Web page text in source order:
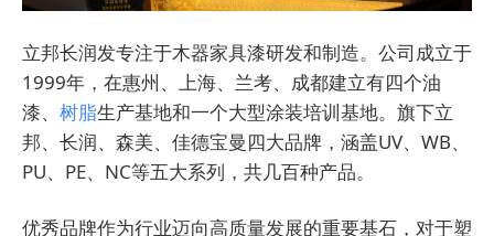
立邦长润发专注于木器家具漆研发和制造。公司成立于
1999年，在惠州、上海、兰考、成都建立有四个油
漆、 树脂生产基地和一个大型涂装培训基地。旗下立
邦、长润、森美、佳德宝曼四大品牌，涵盖UV、WB、
PU、PE、NC等五大系列，共几百种产品。
优秀品牌作为行业迈向高质量发展的重要基石，对于塑